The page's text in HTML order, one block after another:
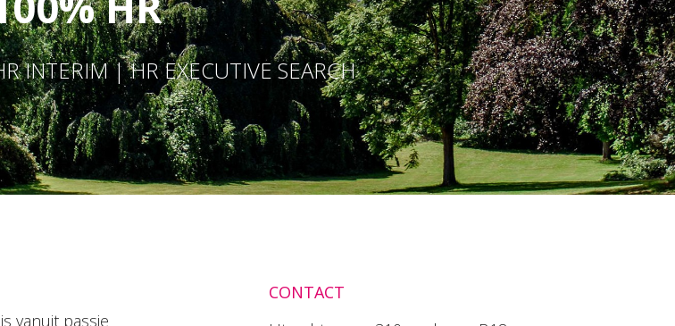
INTERIM | HR EXECUTIVE SEARCH
vanuit passie
CONTACT